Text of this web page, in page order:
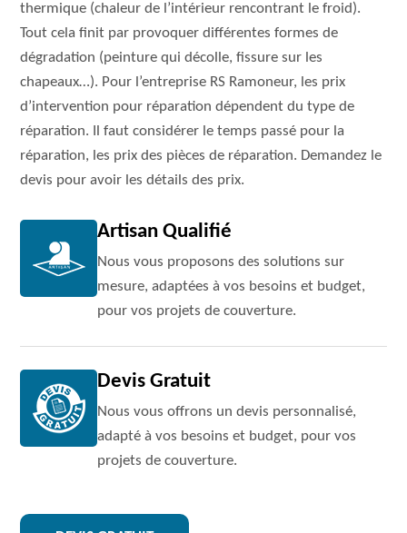
thermique (chaleur de l’intérieur rencontrant le froid).
Tout cela finit par provoquer différentes formes de
dégradation (peinture qui décolle, fissure sur les
chapeaux…). Pour l’entreprise RS Ramoneur, les prix
d’intervention pour réparation dépendent du type de
réparation. Il faut considérer le temps passé pour la
réparation, les prix des pièces de réparation. Demandez le
devis pour avoir les détails des prix.
Artisan Qualifié
Nous vous proposons des solutions sur
mesure, adaptées à vos besoins et budget,
pour vos projets de couverture.
Devis Gratuit
Nous vous offrons un devis personnalisé,
adapté à vos besoins et budget, pour vos
projets de couverture.